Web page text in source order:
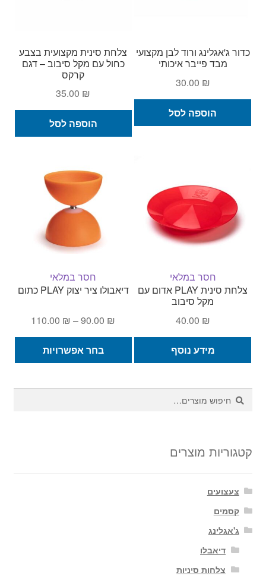
כדור ג'אגלינג ורוד לבן מקצועי
מבד פייבר איכותי
30.00 ₪
הוספה לסל
צלחת סינית מקצועית בצבע
כחול עם מקל סיבוב – דגם
קרקס
35.00 ₪
הוספה לסל
חסר במלאי
צלחת סינית PLAY אדום עם
מקל סיבוב
40.00 ₪
מידע נוסף
חסר במלאי
דיאבולו ציר יצוק PLAY כתום
90.00 ₪
–
110.00 ₪
טווח
מחירים:
עד
בחר אפשרויות
חיפוש
עבור:
חיפוש
קטגוריות מוצרים
צעצועים
קסמים
ג'אגלינג
דיאבלו
צלחות סיניות